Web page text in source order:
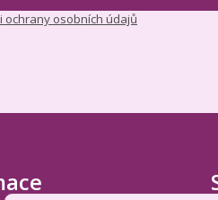
ochrany osobních údajů